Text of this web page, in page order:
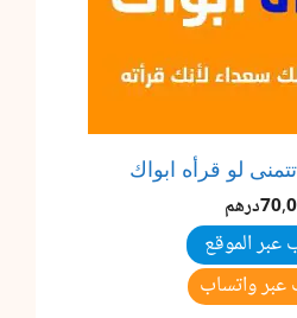
لو قرأه ابواك
درهم
عبر الموقع
عبر واتساب